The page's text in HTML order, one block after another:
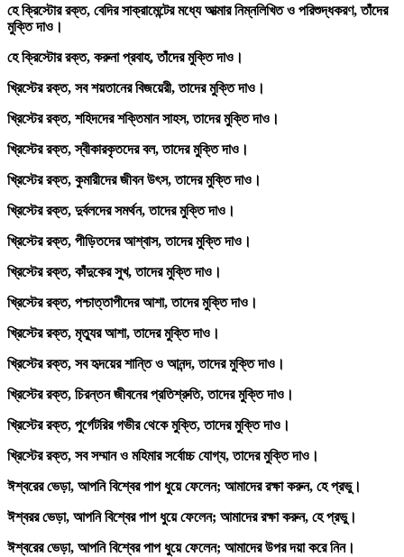
হে ক্রিস্টোর রক্ত, বেদির সাক্রামেন্টের মধ্যে আত্মার নিম্নলিখিত ও পরিশুদ্ধকরণ, তাঁদের
মুক্তি দাও।
হে ক্রিস্টোর রক্ত, করুনা প্রবাহ, তাঁদের মুক্তি দাও।
খ্রিস্টের রক্ত, সব শয়তানের বিজয়েরী, তাদের মুক্তি দাও।
খ্রিস্টের রক্ত, শহিদদের শক্তিমান সাহস, তাদের মুক্তি দাও।
খ্রিস্টের রক্ত, স্বীকারকৃতদের বল, তাদের মুক্তি দাও।
খ্রিস্টের রক্ত, কুমারীদের জীবন উৎস, তাদের মুক্তি দাও।
খ্রিস্টের রক্ত, দুর্বলদের সমর্থন, তাদের মুক্তি দাও।
খ্রিস্টের রক্ত, পীড়িতদের আশ্বাস, তাদের মুক্তি দাও।
খ্রিস্টের রক্ত, কাঁদুকের সুখ, তাদের মুক্তি দাও।
খ্রিস্টের রক্ত, পশ্চাত্তাপীদের আশা, তাদের মুক্তি দাও।
খ্রিস্টের রক্ত, মৃত্যুর আশা, তাদের মুক্তি দাও।
খ্রিস্টের রক্ত, সব হৃদয়ের শান্তি ও আনন্দ, তাদের মুক্তি দাও।
খ্রিস্টের রক্ত, চিরন্তন জীবনের প্রতিশ্রুতি, তাদের মুক্তি দাও।
খ্রিস্টের রক্ত, পুর্গেটরির গভীর থেকে মুক্তি, তাদের মুক্তি দাও।
খ্রিস্টের রক্ত, সব সম্মান ও মহিমার সর্বোচ্চ যোগ্য, তাদের মুক্তি দাও।
ঈশ্বরের ভেড়া, আপনি বিশ্বের পাপ ধুয়ে ফেলেন; আমাদের রক্ষা করুন, হে প্রভু।
ঈশ্বরর ভেড়া, আপনি বিশ্বের পাপ ধুয়ে ফেলেন; আমাদের রক্ষা করুন, হে প্রভু।
ঈশ্বরের ভেড়া, আপনি বিশ্বের পাপ ধুয়ে ফেলেন; আমাদের উপর দয়া করে নিন।